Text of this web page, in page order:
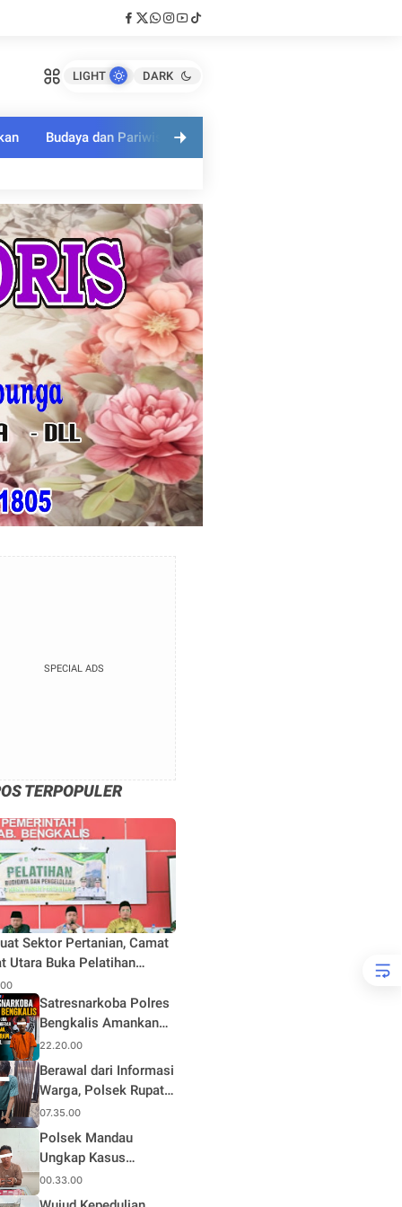
LIGHT DARK
Budaya dan Pariwisata
SPECIAL ADS
TERPOPULER
Sektor Pertanian, Camat
Utara Buka Pelatihan
dan Pengelolaan Hasil
Pertanian di Desa Teluk
Satresnarkoba Polres
Bengkalis Amankan
Terduga Pengedar
Sabu di Mandau, Sita
1,59 Gram Barang
Bukti
22.20.00
Berawal dari Informasi
Warga, Polsek Rupat
Ungkap Kasus Sabu
dan Amankan Seorang
Pria
07.35.00
Polsek Mandau
Ungkap Kasus
Narkotika, Seorang
Pria Diamankan
00.33.00